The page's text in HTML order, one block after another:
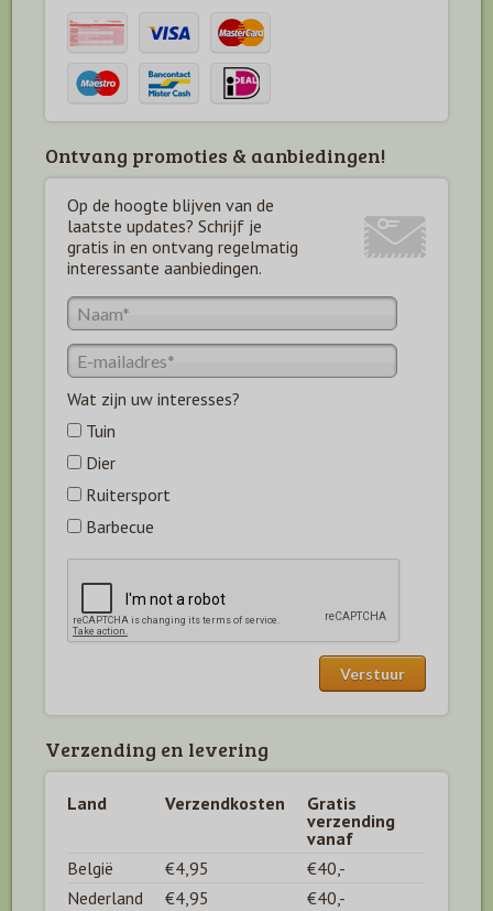
Ontvang promoties & aanbiedingen!
Op de hoogte blijven van de
laatste updates? Schrijf je
gratis in en ontvang regelmatig
interessante aanbiedingen.
Wat zijn uw interesses?
Tuin
Dier
Ruitersport
Barbecue
Verzending en levering
Land Verzendkosten
Gratis
verzending
vanaf
België
€4,95
€40,-
Nederland
€4,95
€40,-